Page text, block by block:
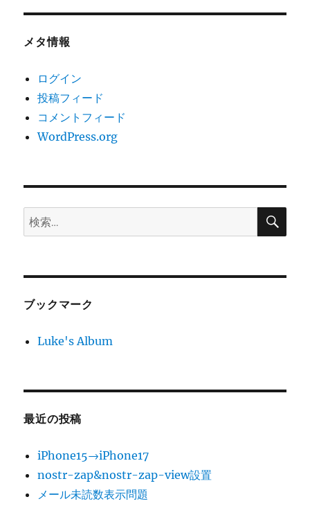
メタ情報
ログイン
投稿フィード
コメントフィード
WordPress.org
検
索:
検
ブックマーク
Luke's Album
最近の投稿
iPhone15→iPhone17
nostr-zap&nostr-zap-view設置
メール未読数表示問題